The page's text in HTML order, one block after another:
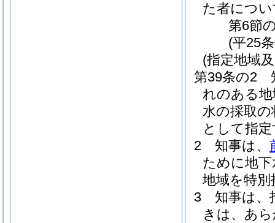
た者につ
第6節
(平25
(指定地域
第39条の2
れのある
水の採取
として指
2
知事は、
ために地
地域を特
3
知事は、
きは、あ